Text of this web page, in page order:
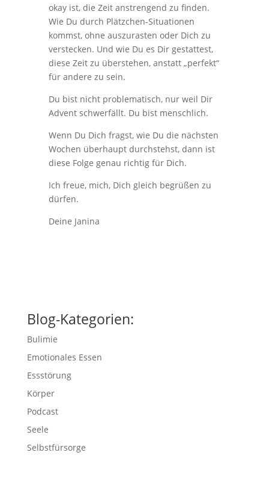
okay ist, die Zeit anstrengend zu finden.
Wie Du durch Plätzchen-Situationen
kommst, ohne auszurasten oder Dich zu
verstecken. Und wie Du es Dir gestattest,
diese Zeit zu überstehen, anstatt „perfekt“
für andere zu sein.
Du bist nicht problematisch, nur weil Dir
Advent schwerfällt. Du bist menschlich.
Wenn Du Dich fragst, wie Du die nächsten
Wochen überhaupt durchstehst, dann ist
diese Folge genau richtig für Dich.
Ich freue, mich, Dich gleich begrüßen zu
dürfen.
Deine Janina
Blog-Kategorien:
Bulimie
Emotionales Essen
Essstörung
Körper
Podcast
Seele
Selbstfürsorge